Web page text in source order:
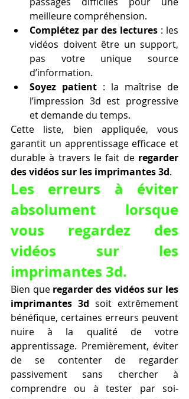
meilleure compréhension.
Complétez par des lectures : les
vidéos doivent être un support,
pas votre unique source
d’information.
Soyez patient : la maîtrise de
l’impression 3d est progressive
et demande du temps.
Cette liste, bien appliquée, vous
garantit un apprentissage efficace et
durable à travers le fait de regarder
des vidéos sur les imprimantes 3d.
Les erreurs à éviter
absolument lorsque
vous regardez des
vidéos sur les
imprimantes 3d.
Bien que regarder des vidéos sur les
imprimantes 3d soit extrêmement
bénéfique, certaines erreurs peuvent
nuire à la qualité de votre
apprentissage. Premièrement, éviter
de se contenter de regarder
passivement sans chercher à
comprendre ou à tester par soi-